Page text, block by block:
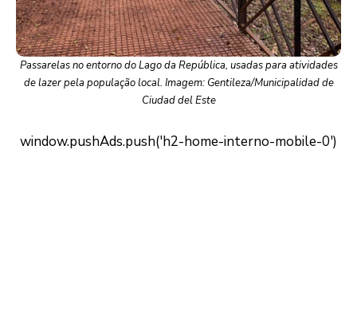
Passarelas no entorno do Lago da República, usadas para atividades
de lazer pela população local. Imagem: Gentileza/Municipalidad de
Ciudad del Este